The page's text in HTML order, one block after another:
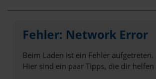
Fehler: Network Error
Beim Laden ist ein Fehler aufgetreten.
Hier sind ein paar Tipps, die dir